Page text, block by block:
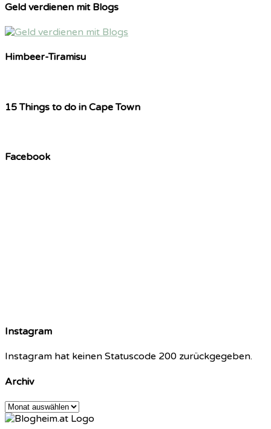
Geld verdienen mit Blogs
Himbeer-Tiramisu
15 Things to do in Cape Town
Facebook
Instagram
Instagram hat keinen Statuscode 200 zurückgegeben.
Archiv
Archiv